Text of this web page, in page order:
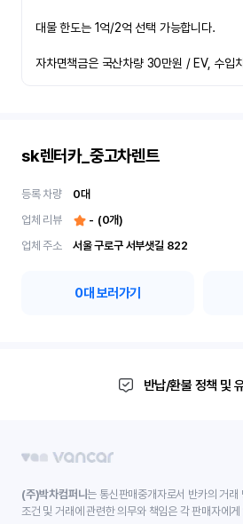
대물 한도는 1억/2억 선택 가능합니다.
자차면책금은 국산차량 30만원 / EV, 수입
sk렌터카_중고차렌트
등록 차량 0대
업체 리뷰
- (0개)
업체 주소
서울 구로구 서부샛길 822
0대 보러가기
반납/환불 정책 및
(주)박차컴퍼니는 통신판매중개자로서 반카의 거래
조건 및 거래에 관련한 의무와 책임은 각 판매자에게